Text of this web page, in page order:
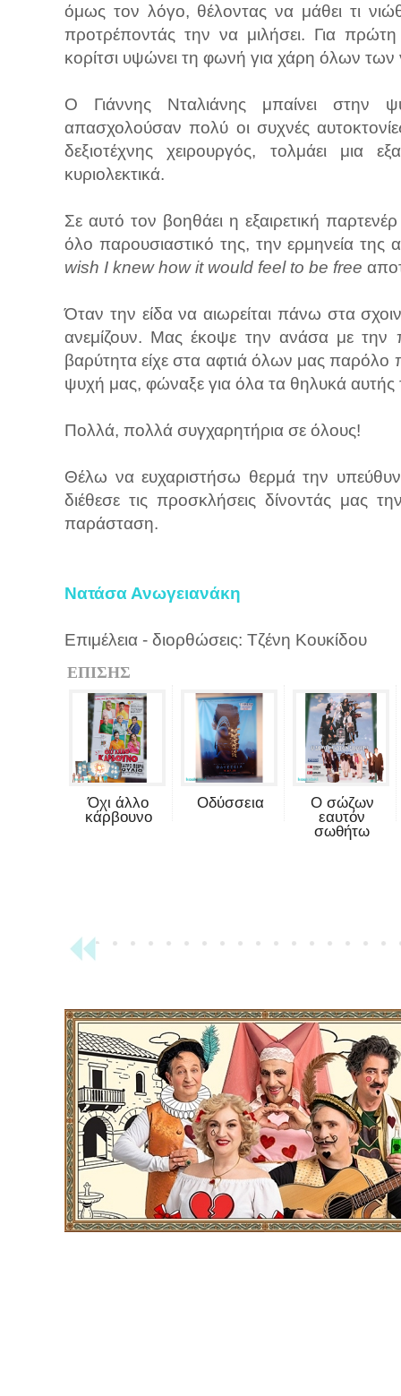
όμως τον λόγο, θέλοντας να μάθει τι
προτρέποντάς την να μιλήσει. Για
κορίτσι υψώνει τη φωνή για χάρη όλων των
Ο Γιάννης Νταλιάνης μπαίνει στην
απασχολούσαν πολύ οι συχνές
δεξιοτέχνης χειρουργός, τολμάει μια
κυριολεκτικά.
Σε αυτό τον βοηθάει η εξαιρετική
όλο παρουσιαστικό της, την ερμηνεία της
wish I knew how it would feel to be free
Όταν την είδα να αιωρείται πάνω στα
ανεμίζουν. Μας έκοψε την ανάσα με την
βαρύτητα είχε στα αφτιά όλων μας
ψυχή μας, φώναξε για όλα τα θηλυκά αυτής
Πολλά, πολλά συγχαρητήρια σε όλους!
Θέλω να ευχαριστήσω θερμά την
διέθεσε τις προσκλήσεις δίνοντάς μας
παράσταση.
Νατάσα Ανωγειανάκη
Επιμέλεια - διορθώσεις: Τζένη Κουκίδου
ΕΠΙΣΗΣ
Όχι άλλο
κάρβουνο
Οδύσσεια
Ο σώζων
εαυτόν
σωθήτω